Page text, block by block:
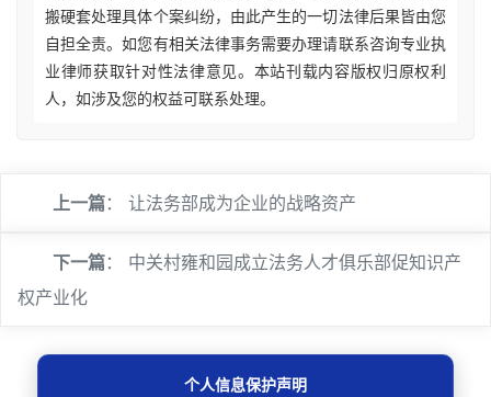
搬硬套处理具体个案纠纷，由此产生的一切法律后果皆由您
自担全责。如您有相关法律事务需要办理请联系咨询专业执
业律师获取针对性法律意见。本站刊载内容版权归原权利
人，如涉及您的权益可联系处理。
上一篇： 让法务部成为企业的战略资产
下一篇： 中关村雍和园成立法务人才俱乐部促知识产
权产业化
个人信息保护声明